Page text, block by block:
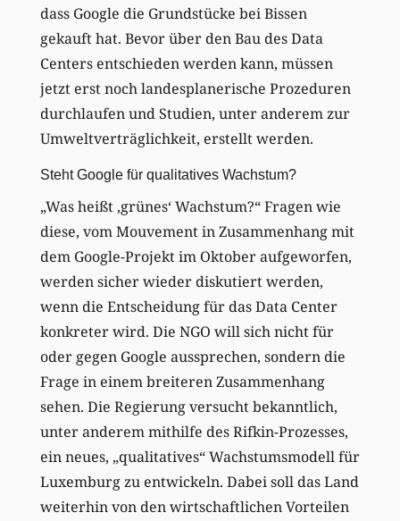
dass Google die Grundstücke bei Bissen
gekauft hat. Bevor über den Bau des Data
Centers entschieden werden kann, müssen
jetzt erst noch landesplanerische Prozeduren
durchlaufen und Studien, unter anderem zur
Umweltverträglichkeit, erstellt werden.
Steht Google für qualitatives Wachstum?
„Was heißt ‚grünes‘ Wachstum?“ Fragen wie
diese, vom Mouvement in Zusammenhang mit
dem Google-Projekt im Oktober aufgeworfen,
werden sicher wieder diskutiert werden,
wenn die Entscheidung für das Data Center
konkreter wird. Die NGO will sich nicht für
oder gegen Google aussprechen, sondern die
Frage in einem breiteren Zusammenhang
sehen. Die Regierung versucht bekanntlich,
unter anderem mithilfe des Rifkin-Prozesses,
ein neues, „qualitatives“ Wachstumsmodell für
Luxemburg zu entwickeln. Dabei soll das Land
weiterhin von den wirtschaftlichen Vorteilen